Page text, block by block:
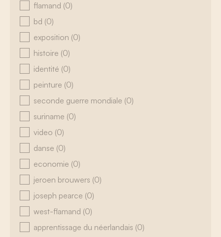
flamand (0)
bd (0)
exposition (0)
histoire (0)
identité (0)
peinture (0)
seconde guerre mondiale (0)
suriname (0)
video (0)
danse (0)
economie (0)
jeroen brouwers (0)
joseph pearce (0)
west-flamand (0)
apprentissage du néerlandais (0)